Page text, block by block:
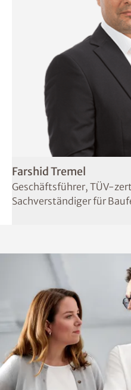
Farshid Tremel
Geschäftsführer, TÜV-
Sachverständiger für